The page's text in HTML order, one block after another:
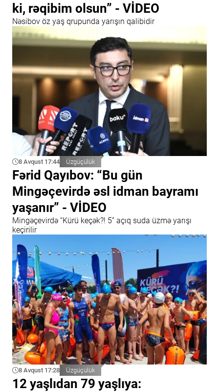
ki, rəqibim olsun” - VİDEO
Nəsibov öz yaş qrupunda yarışın qalibidir
8 Avqust 17:44 Üzgüçülük
Fərid Qayıbov: “Bu gün
Mingəçevirdə əsl idman bayramı
yaşanır” - VİDEO
Mingəçevirdə “Kürü keçək?! 5” açıq suda üzmə yarışı
keçirilir
8 Avqust 17:28 Üzgüçülük
12 yaşlıdan 79 yaşlıya: